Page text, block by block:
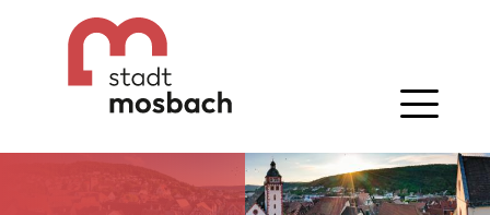
Gehe zum Navigationsbereich
Gehe zum Inhalt